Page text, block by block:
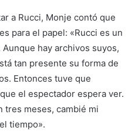
a Rucci, Monje contó que
para el papel: «Rucci es un
hay archivos suyos,
tan presente su forma de
Entonces tuve que
el espectador espera ver.
tres meses, cambié mi
tiempo».